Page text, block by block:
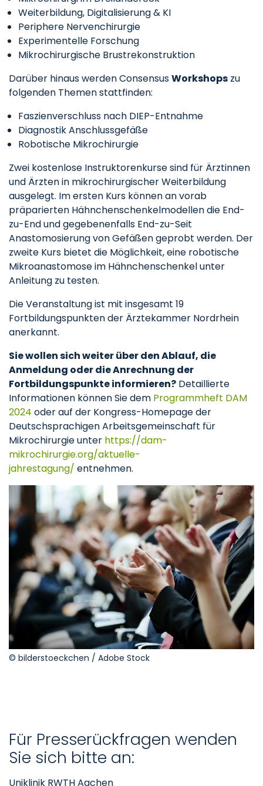
Weiterbildung, Digitalisierung & KI
Periphere Nervenchirurgie
Experimentelle Forschung
Mikrochirurgische Brustrekonstruktion
Darüber hinaus werden ConsensusWorkshops zu
folgenden Themen stattfinden:
Faszienverschluss nach DIEP-Entnahme
Diagnostik Anschlussgefäße
Robotische Mikrochirurgie
Zwei kostenlose Instruktorenkurse sind für Ärztinnen
und Ärzten in mikrochirurgischer Weiterbildung
ausgelegt. Im ersten Kurs können an vorab
präparierten Hähnchenschenkelmodellen die End-
zu-End und gegebenenfalls End-zu-Seit
Anastomosierung von Gefäßen geprobt werden. Der
zweite Kurs bietet die Möglichkeit, eine robotische
Mikroanastomose im Hähnchenschenkel unter
Anleitung zu testen.
Die Veranstaltung ist mit insgesamt 19
Fortbildungspunkten der Ärztekammer Nordrhein
anerkannt.
Sie wollen sich weiter über den Ablauf, die
Anmeldung oder die Anrechnung der
Fortbildungspunkte informieren? Detaillierte
Informationen können Sie dem Programmheft DAM
2024 oder auf der Kongress-Homepage der
Deutschsprachigen Arbeitsgemeinschaft für
Mikrochirurgie unter https://dam-
mikrochirurgie.org/aktuelle-
jahrestagung/ entnehmen.
© bilderstoeckchen / Adobe Stock
Für Presserückfragen wenden
Sie sich bitte an:
Uniklinik RWTH Aachen